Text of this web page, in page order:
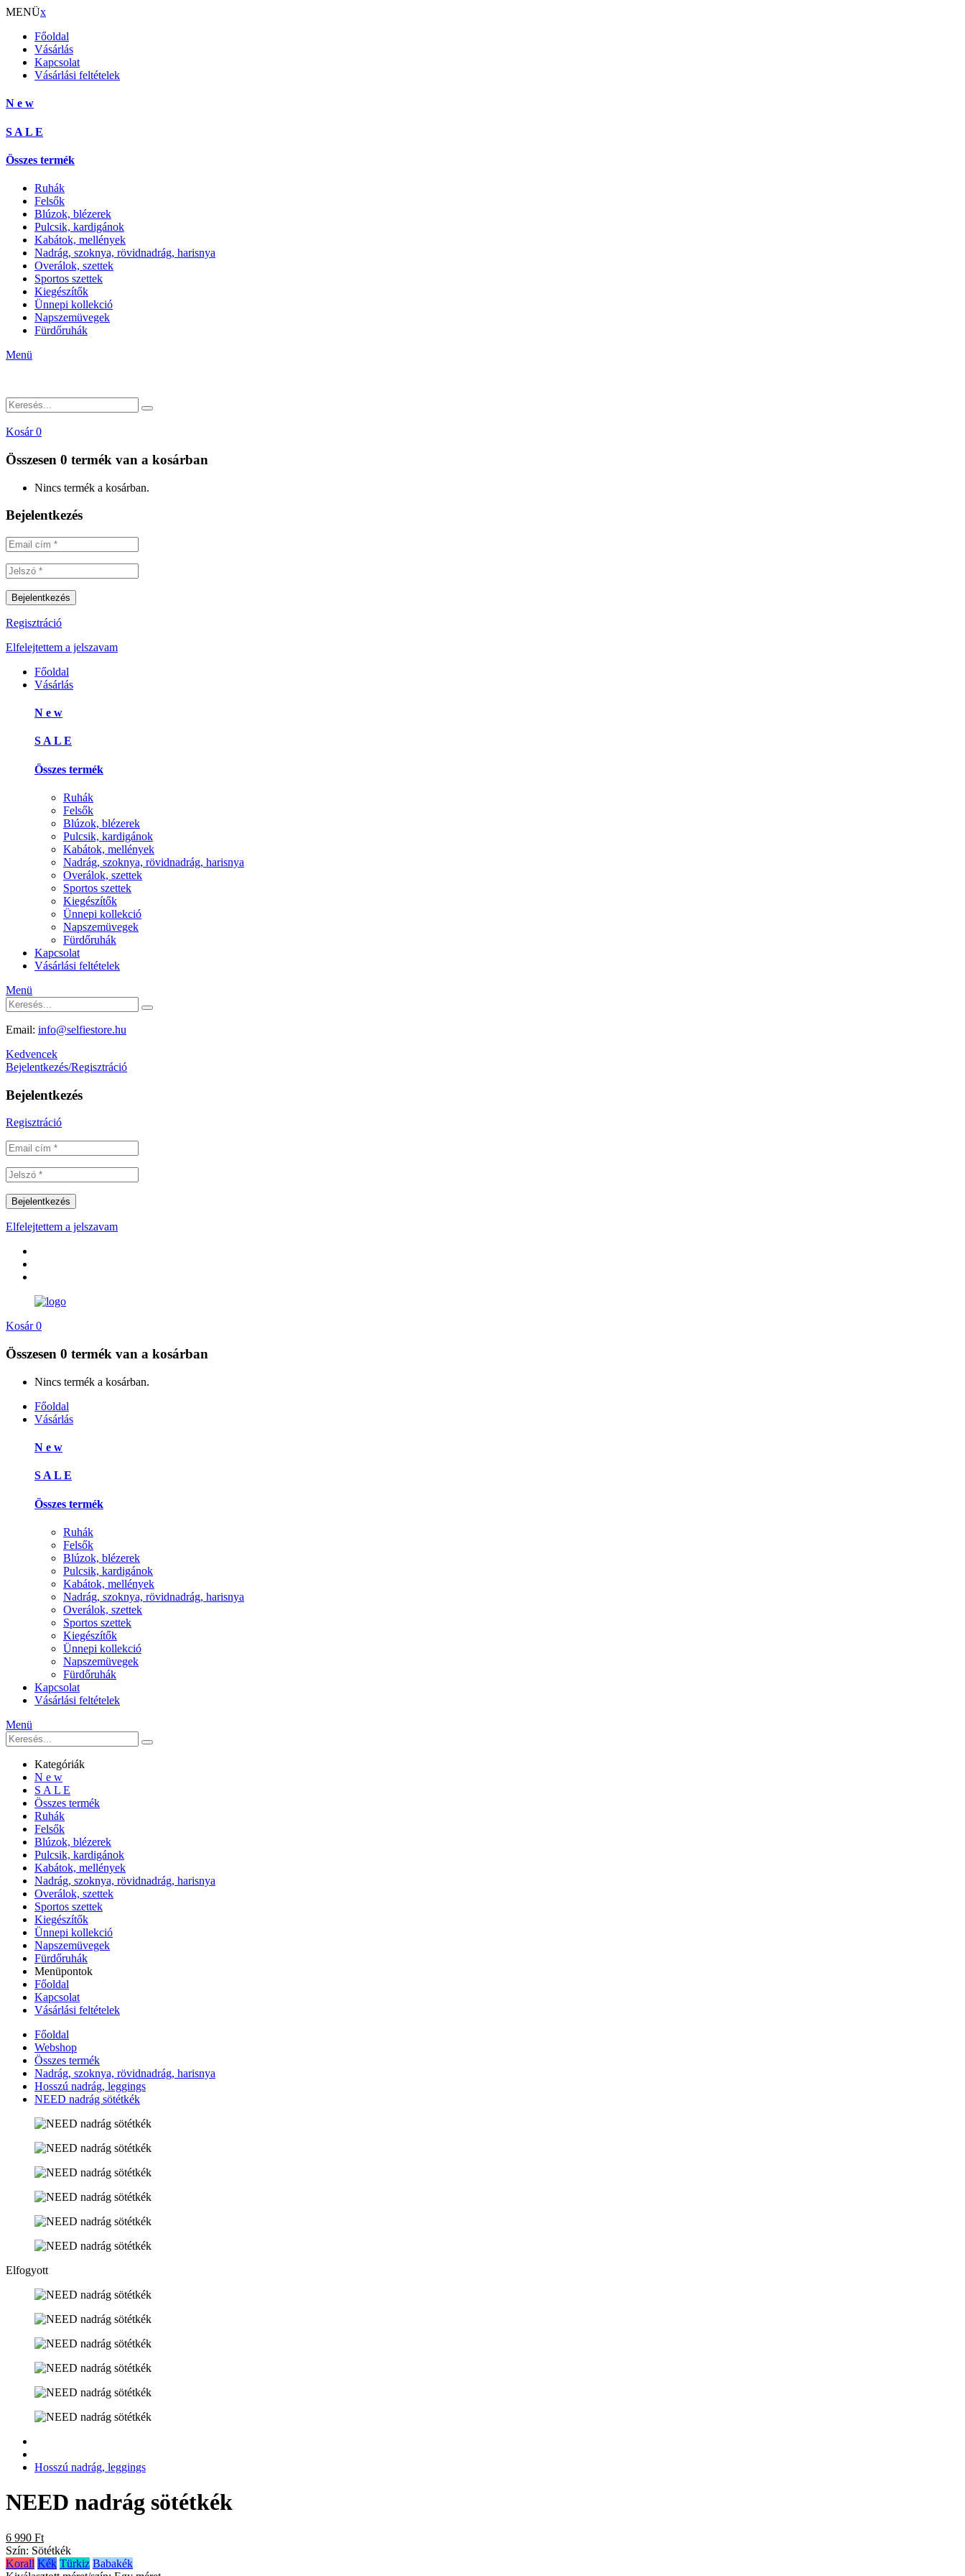
MENÜx
Főoldal
Vásárlás
Kapcsolat
Vásárlási feltételek
N e w
S A L E
Összes termék
Ruhák
Felsők
Blúzok, blézerek
Pulcsik, kardigánok
Kabátok, mellények
Nadrág, szoknya, rövidnadrág, harisnya
Overálok, szettek
Sportos szettek
Kiegészítők
Ünnepi kollekció
Napszemüvegek
Fürdőruhák
Menü
Kosár 0
Összesen 0 termék van a kosárban
Nincs termék a kosárban.
Bejelentkezés
Regisztráció
Elfelejtettem a jelszavam
Főoldal
Vásárlás
N e w
S A L E
Összes termék
Ruhák
Felsők
Blúzok, blézerek
Pulcsik, kardigánok
Kabátok, mellények
Nadrág, szoknya, rövidnadrág, harisnya
Overálok, szettek
Sportos szettek
Kiegészítők
Ünnepi kollekció
Napszemüvegek
Fürdőruhák
Kapcsolat
Vásárlási feltételek
Menü
Email: info@selfiestore.hu
Kedvencek
Bejelentkezés/Regisztráció
Bejelentkezés
Regisztráció
Elfelejtettem a jelszavam
Kosár 0
Összesen 0 termék van a kosárban
Nincs termék a kosárban.
Főoldal
Vásárlás
N e w
S A L E
Összes termék
Ruhák
Felsők
Blúzok, blézerek
Pulcsik, kardigánok
Kabátok, mellények
Nadrág, szoknya, rövidnadrág, harisnya
Overálok, szettek
Sportos szettek
Kiegészítők
Ünnepi kollekció
Napszemüvegek
Fürdőruhák
Kapcsolat
Vásárlási feltételek
Menü
Kategóriák
N e w
S A L E
Összes termék
Ruhák
Felsők
Blúzok, blézerek
Pulcsik, kardigánok
Kabátok, mellények
Nadrág, szoknya, rövidnadrág, harisnya
Overálok, szettek
Sportos szettek
Kiegészítők
Ünnepi kollekció
Napszemüvegek
Fürdőruhák
Menüpontok
Főoldal
Kapcsolat
Vásárlási feltételek
Főoldal
Webshop
Összes termék
Nadrág, szoknya, rövidnadrág, harisnya
Hosszú nadrág, leggings
NEED nadrág sötétkék
Elfogyott
Hosszú nadrág, leggings
NEED nadrág sötétkék
6 990 Ft
Szín: Sötétkék
Korall Kék Türkiz Babakék